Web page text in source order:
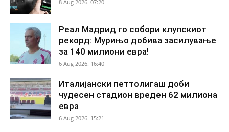
8 Aug 2026. 07:20
Реал Мадрид го собори клупскиот
рекорд: Мурињо добива засилување
за 140 милиони евра!
6 Aug 2026. 16:40
Италијански петтолигаш доби
чудесен стадион вреден 62 милиона
евра
6 Aug 2026. 15:21